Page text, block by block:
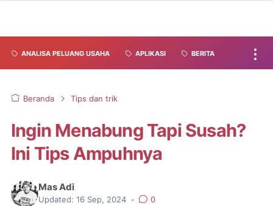
ANALISA PELUANG USAHA APLIKASI BERITA
Beranda Tips dan trik
Ingin Menabung Tapi Susah?
Ini Tips Ampuhnya
Mas Adi
Updated: 16 Sep, 2024 •
0